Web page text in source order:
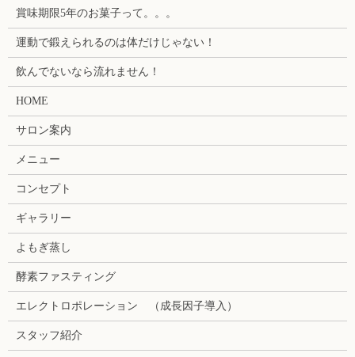
賞味期限5年のお菓子って。。。
運動で鍛えられるのは体だけじゃない！
飲んでないなら流れません！
HOME
サロン案内
メニュー
コンセプト
ギャラリー
よもぎ蒸し
酵素ファスティング
エレクトロポレーション （成長因子導入）
スタッフ紹介